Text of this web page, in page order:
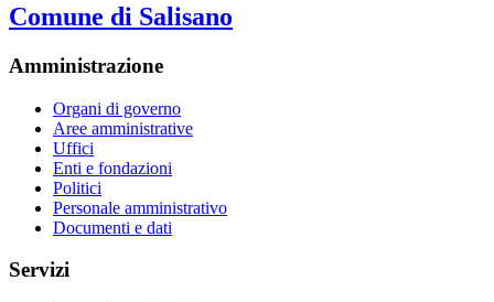
Comune di Salisano
Amministrazione
Organi di governo
Aree amministrative
Uffici
Enti e fondazioni
Politici
Personale amministrativo
Documenti e dati
Servizi